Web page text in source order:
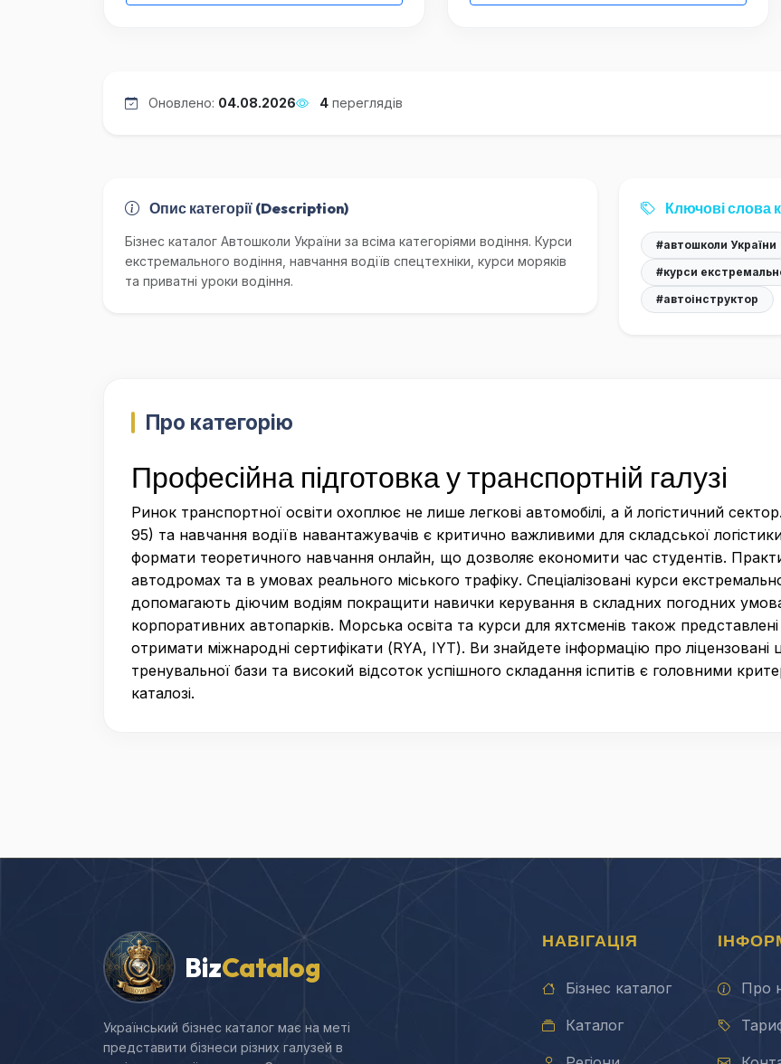
Оновлено: 04.08.2026 4 переглядів
Опис категорії (Description)
Бізнес каталог Автошколи України за всіма категоріями водіння. Курси
екстремального водіння, навчання водіїв спецтехніки, курси моряків
та приватні уроки водіння.
Ключові слова
#автошколи України
#курси
#автоінструктор
Про категорію
Професійна підготовка у транспортній галузі
Ринок транспортної освіти охоплює не лише легкові автомобілі, а й логістичний
95) та навчання водіїв навантажувачів є критично важливими для складської
формати теоретичного навчання онлайн, що дозволяє економити час студентів.
автодромах та в умовах реального міського трафіку. Спеціалізовані курси
допомагають діючим водіям покращити навички керування в складних погодних
корпоративних автопарків. Морська освіта та курси для яхтсменів також
отримати міжнародні сертифікати (RYA, IYT). Ви знайдете інформацію про ліцензовані
тренувальної бази та високий відсоток успішного складання іспитів є головними
каталозі.
BizCatalog
Український бізнес каталог має на меті
представити бізнеси різних галузей в
НАВІГАЦІЯ
Бізнес каталог
Каталог
Про